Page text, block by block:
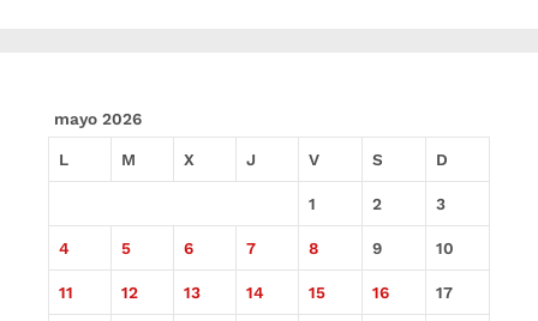
mayo 2026
L M X J V S D
1 2 3
4 5 6 7 8 9 10
11 12 13 14 15 16 17